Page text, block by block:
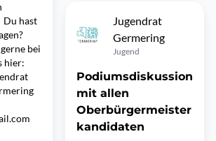
Du hast
bei
hier:
Jugendrat
Germering
Jugend
Podiumsdiskussion
mit allen
Oberbürgermeister
kandidaten